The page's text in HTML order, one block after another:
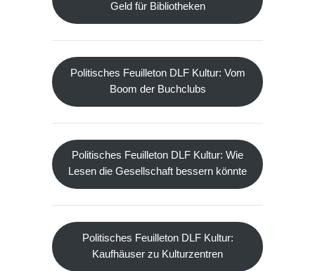
Geld für Bibliotheken
Politisches Feuilleton DLF Kultur: Vom
Boom der Buchclubs
Politisches Feuilleton DLF Kultur: Wie
Lesen die Gesellschaft bessern könnte
Politisches Feuilleton DLF Kultur:
Kaufhäuser zu Kulturzentren